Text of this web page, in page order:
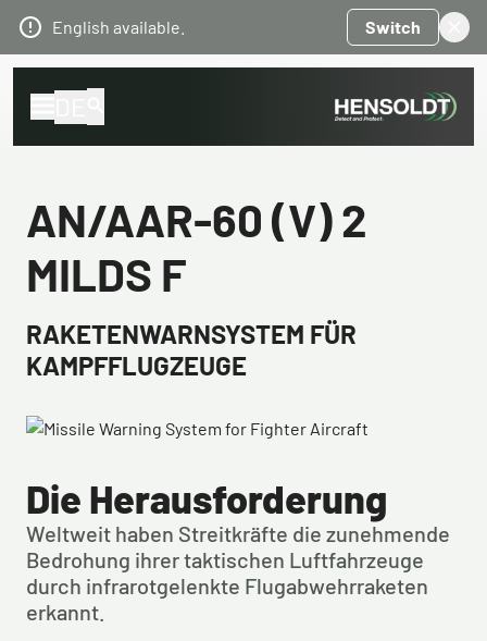
English available. Switch
AN/AAR-60 (V) 2
MILDS F
RAKETENWARNSYSTEM FÜR
KAMPFFLUGZEUGE
Die Herausforderung
Weltweit haben Streitkräfte die zunehmende
Bedrohung ihrer taktischen Luftfahrzeuge
durch infrarotgelenkte Flugabwehrraketen
erkannt.